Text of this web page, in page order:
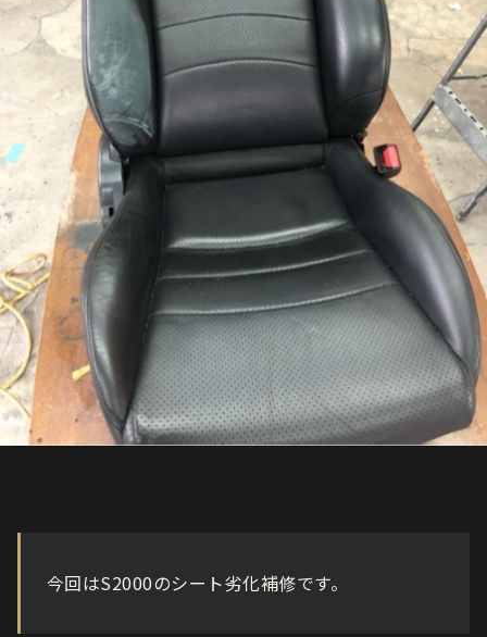
今回はS2000のシート劣化補修です。